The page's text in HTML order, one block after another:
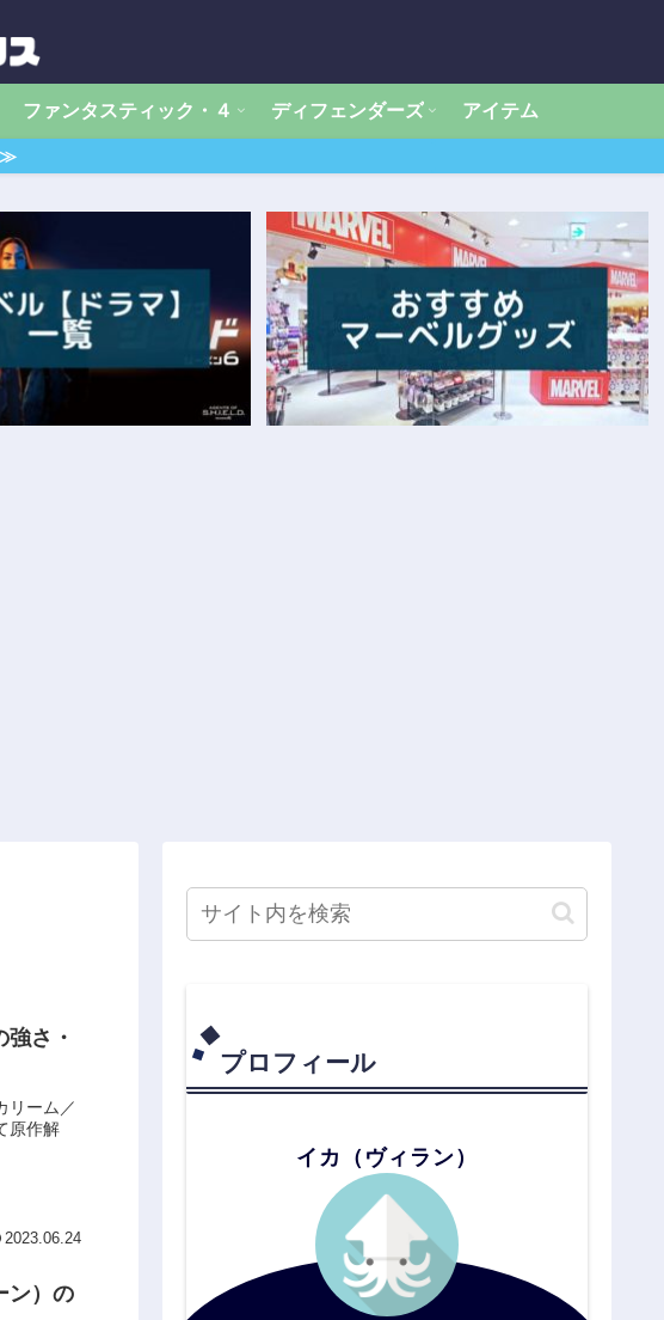
ファンタスティック・４ ディフェンダーズ アイテム
≫
さ・
リーム／
原作解
2023.06.24
ン）の
プロフィール
イカ（ヴィラン）